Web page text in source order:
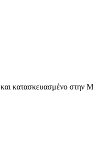
κατασκευασμένο στην